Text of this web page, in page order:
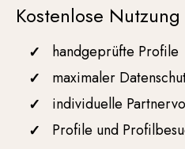
Kostenlose Nutzung
handgeprüfte Profile
maximaler
individuelle
Profile und